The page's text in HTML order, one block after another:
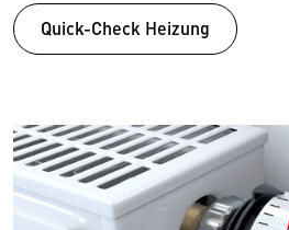
Quick-Check Heizung